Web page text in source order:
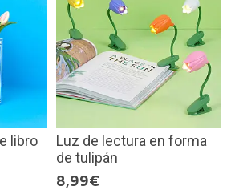
libro
Luz de lectura en forma
de tulipán
8,99€